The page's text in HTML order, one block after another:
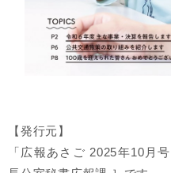
【発行元】
「広報あさご 2025年10月